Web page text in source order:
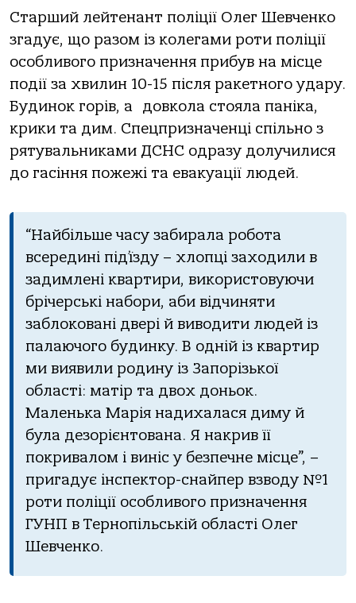
Старший лейтенант поліції Олег Шевченко
згадує, що разом із колегами роти поліції
особливого призначення прибув на місце
події за хвилин 10-15 після ракетного удару.
Будинок горів, а довкола стояла паніка,
крики та дим. Спецпризначенці спільно з
рятувальниками ДСНС одразу долучилися
до гасіння пожежі та евакуації людей.
“Найбільше часу забирала робота
всередині під’їзду – хлопці заходили в
задимлені квартири, використовуючи
брічерські набори, аби відчиняти
заблоковані двері й виводити людей із
палаючого будинку. В одній із квартир
ми виявили родину із Запорізької
області: матір та двох доньок.
Маленька Марія надихалася диму й
була дезорієнтована. Я накрив її
покривалом і виніс у безпечне місце”, –
пригадує інспектор-снайпер взводу №1
роти поліції особливого призначення
ГУНП в Тернопільській області Олег
Шевченко.